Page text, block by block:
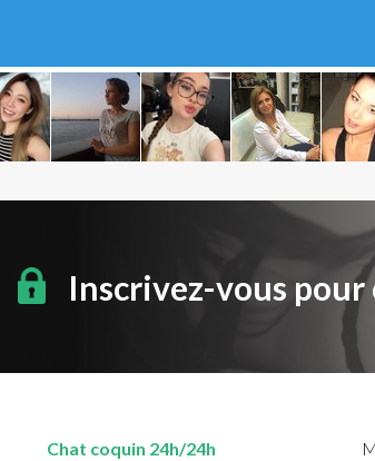
Inscrivez-vous
Chat coquin 24h/24h